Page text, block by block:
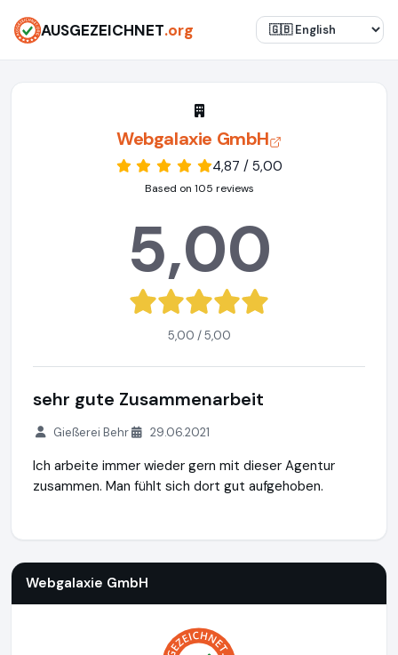
AUSGEZEICHNET.org
Webgalaxie GmbH
4,87 / 5,00
Based on 105 reviews
5,00
5,00 / 5,00
sehr gute Zusammenarbeit
Gießerei Behr 29.06.2021
Ich arbeite immer wieder gern mit dieser Agentur
zusammen. Man fühlt sich dort gut aufgehoben.
Webgalaxie GmbH